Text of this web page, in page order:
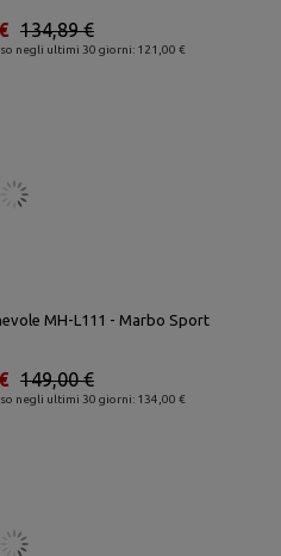
negli ultimi 30 giorni: 121,00 €
134,89 €
MH-L111 - Marbo Sport
negli ultimi 30 giorni: 134,00 €
149,00 €